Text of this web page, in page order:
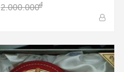
2.000.000đ